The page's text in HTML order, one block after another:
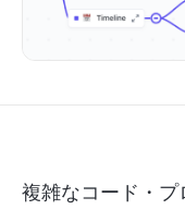
複雑なコード・